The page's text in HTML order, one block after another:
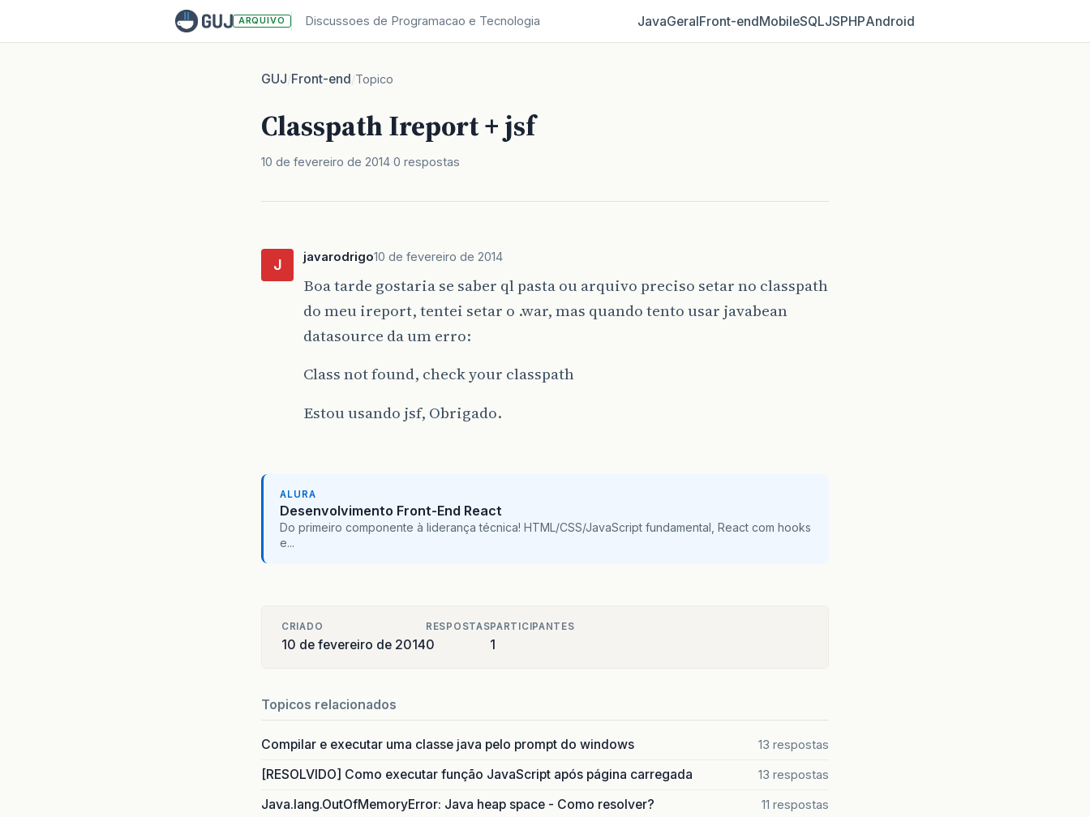
ARQUIVO Discussoes de Programacao e Tecnologia JavaGeralFront‑endMobileSQLJSPHPAndroid
GUJ/Front-end/Topico
Classpath Ireport + jsf
10 de fevereiro de 2014 0 respostas
J javarodrigo10 de fevereiro de 2014
Boa tarde gostaria se saber ql pasta ou arquivo preciso setar no classpath
do meu ireport, tentei setar o .war, mas quando tento usar javabean
datasource da um erro:
Class not found, check your classpath
Estou usando jsf, Obrigado.
ALURA
Desenvolvimento Front-End React
Do primeiro componente à liderança técnica! HTML/CSS/JavaScript fundamental, React com hooks
e...
CRIADO
10 de fevereiro de 2014
RESPOSTAS
0
PARTICIPANTES
1
Topicos relacionados
Compilar e executar uma classe java pelo prompt do windows 13 respostas
[RESOLVIDO] Como executar função JavaScript após página carregada 13 respostas
Java.lang.OutOfMemoryError: Java heap space - Como resolver? 11 respostas